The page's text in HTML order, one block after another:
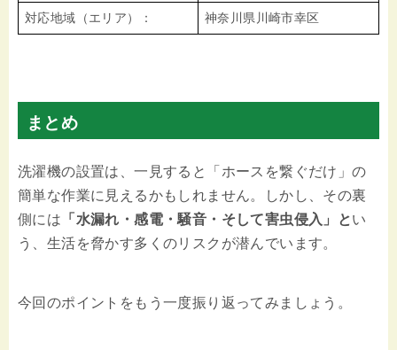
対応地域（エリア）： 神奈川県川崎市幸区
まとめ
洗濯機の設置は、一見すると「ホースを繋ぐだけ」の
簡単な作業に見えるかもしれません。しかし、その裏
側には 「水漏れ・感電・騒音・そして害虫侵入」とい
う、生活を脅かす多くのリスクが潜んでいます。
今回のポイントをもう一度振り返ってみましょう。